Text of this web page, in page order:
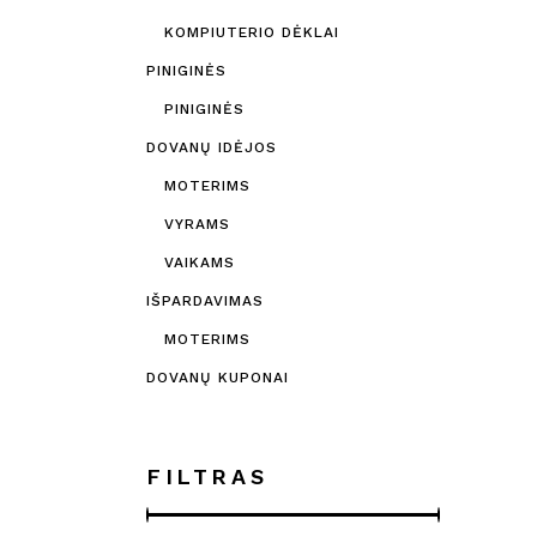
KOMPIUTERIO DĖKLAI
PINIGINĖS
PINIGINĖS
DOVANŲ IDĖJOS
MOTERIMS
VYRAMS
VAIKAMS
IŠPARDAVIMAS
MOTERIMS
DOVANŲ KUPONAI
FILTRAS